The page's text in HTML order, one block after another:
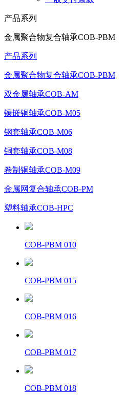
产品系列
金属聚合物复合轴承COB-PBM
产品系列
金属聚合物复合轴承COB-PBM
双金属轴承COB-AM
镶嵌铜轴承COB-M05
钢套轴承COB-M06
铜套轴承COB-M08
卷制铜轴承COB-M09
金属网复合轴承COB-PM
塑料轴承COB-HPC
COB-PBM 010
COB-PBM 015
COB-PBM 016
COB-PBM 017
COB-PBM 018